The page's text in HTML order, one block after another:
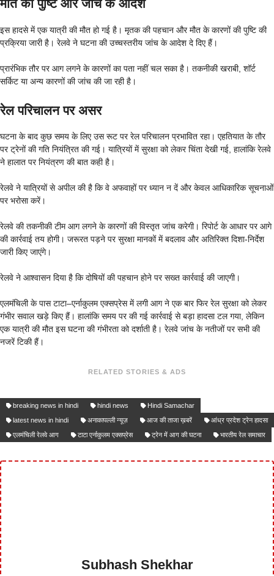
मौत की पुष्टि और जांच के आदेश
इस हादसे में एक यात्री की मौत हो गई है। मृतक की पहचान और मौत के कारणों की पुष्टि की
प्रक्रिया जारी है। रेलवे ने घटना की उच्चस्तरीय जांच के आदेश दे दिए हैं।
प्रारंभिक तौर पर आग लगने के कारणों का पता नहीं चल सका है। तकनीकी खराबी, शॉर्ट
सर्किट या अन्य कारणों की जांच की जा रही है।
रेल परिचालन पर असर
घटना के बाद कुछ समय के लिए उस रूट पर रेल परिचालन प्रभावित रहा। एहतियात के तौर
पर ट्रेनों की गति नियंत्रित की गई। यात्रियों में सुरक्षा को लेकर चिंता देखी गई, हालांकि रेलवे
ने हालात पर नियंत्रण की बात कही है।
रेलवे ने यात्रियों से अपील की है कि वे अफवाहों पर ध्यान न दें और केवल आधिकारिक सूचनाओं
पर भरोसा करें।
रेलवे की तकनीकी टीम आग लगने के कारणों की विस्तृत जांच करेगी। रिपोर्ट के आधार पर आगे
की कार्रवाई तय होगी। जरूरत पड़ने पर सुरक्षा मानकों में बदलाव और अतिरिक्त दिशा-निर्देश
जारी किए जाएंगे।
रेलवे ने आश्वासन दिया है कि दोषियों की पहचान होने पर सख्त कार्रवाई की जाएगी।
एलमंचिली के पास टाटा–एर्नाकुलम एक्सप्रेस में लगी आग ने एक बार फिर रेल सुरक्षा को लेकर
गंभीर सवाल खड़े किए हैं। हालांकि समय पर की गई कार्रवाई से बड़ा हादसा टल गया, लेकिन
एक यात्री की मौत इस घटना की गंभीरता को दर्शाती है। रेलवे जांच के नतीजों पर सभी की
नजरें टिकी हैं।
RELATED STORIES & ADS
breaking news in hindi hindi news
Hindi Samachar
latest news in hindi
अनाकापल्ली न्यूज़ आज की ताजा ख़बरें
आंध्र प्रदेश ट्रेन हादसा
एलमंचिली रेलवे आग
टाटा एर्नाकुलम एक्सप्रेस ट्रेन में आग की घटना भारतीय रेल समाचार
Subhash Shekhar